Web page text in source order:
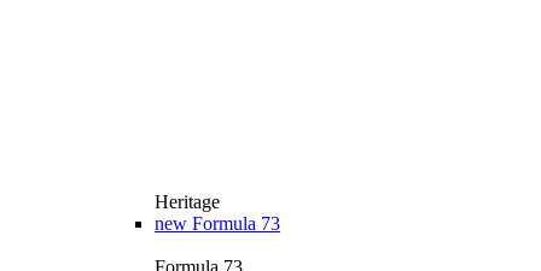
Heritage
new Formula 73
Formula 73